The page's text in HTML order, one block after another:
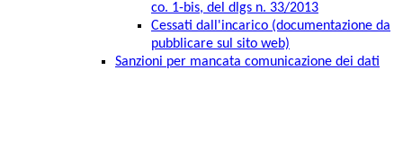
co. 1-bis, del dlgs n. 33/2013
Cessati dall'incarico (documentazione da
pubblicare sul sito web)
Sanzioni per mancata comunicazione dei dati